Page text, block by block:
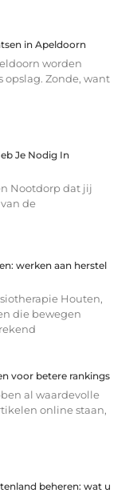
in Apeldoorn
worden
opslag. Zonde, want
Je Nodig In
Nootdorp dat jij
de
werken aan herstel
Houten,
die bewegen
voor betere rankings
al waardevolle
online staan,
beheren: wat u